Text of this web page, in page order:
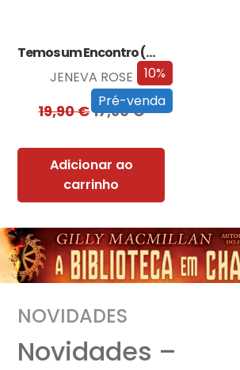
10%
Pré-venda
Temos um Encontro (Outra Vez) – Edição…
JENEVA ROSE
19,90€17,90€
Adicionar ao
carrinho
NOVIDADES
Novidades –